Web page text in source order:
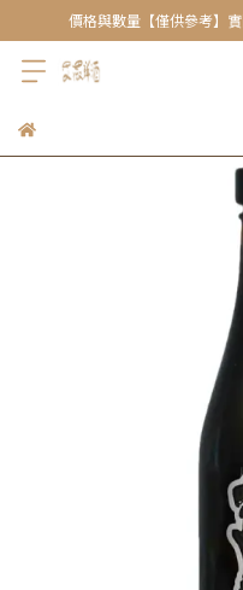
價格與數量【僅供參考】